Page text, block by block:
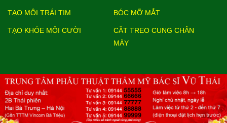
TẠO MÔI TRÁI TIM
TẠO KHÓE MÔI CƯỜI
BÓC MỠ MẮT
CẮT TREO CUNG CHÂN
MÀY